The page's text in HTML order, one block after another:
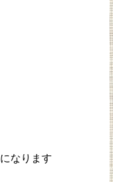
なります